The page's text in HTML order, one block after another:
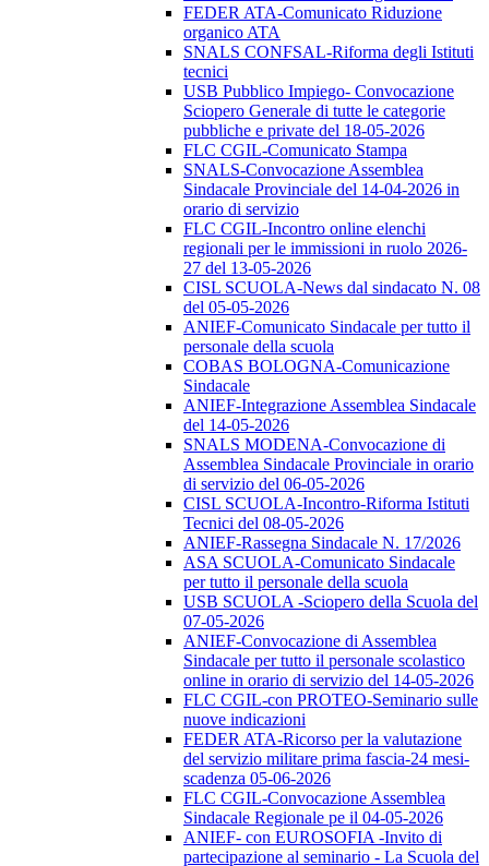
FEDER ATA-Comunicato Riduzione
organico ATA
SNALS CONFSAL-Riforma degli Istituti
tecnici
USB Pubblico Impiego- Convocazione
Sciopero Generale di tutte le categorie
pubbliche e private del 18-05-2026
FLC CGIL-Comunicato Stampa
SNALS-Convocazione Assemblea
Sindacale Provinciale del 14-04-2026 in
orario di servizio
FLC CGIL-Incontro online elenchi
regionali per le immissioni in ruolo 2026-
27 del 13-05-2026
CISL SCUOLA-News dal sindacato N. 08
del 05-05-2026
ANIEF-Comunicato Sindacale per tutto il
personale della scuola
COBAS BOLOGNA-Comunicazione
Sindacale
ANIEF-Integrazione Assemblea Sindacale
del 14-05-2026
SNALS MODENA-Convocazione di
Assemblea Sindacale Provinciale in orario
di servizio del 06-05-2026
CISL SCUOLA-Incontro-Riforma Istituti
Tecnici del 08-05-2026
ANIEF-Rassegna Sindacale N. 17/2026
ASA SCUOLA-Comunicato Sindacale
per tutto il personale della scuola
USB SCUOLA -Sciopero della Scuola del
07-05-2026
ANIEF-Convocazione di Assemblea
Sindacale per tutto il personale scolastico
online in orario di servizio del 14-05-2026
FLC CGIL-con PROTEO-Seminario sulle
nuove indicazioni
FEDER ATA-Ricorso per la valutazione
del servizio militare prima fascia-24 mesi-
scadenza 05-06-2026
FLC CGIL-Convocazione Assemblea
Sindacale Regionale pe il 04-05-2026
ANIEF- con EUROSOFIA -Invito di
partecipazione al seminario - La Scuola del